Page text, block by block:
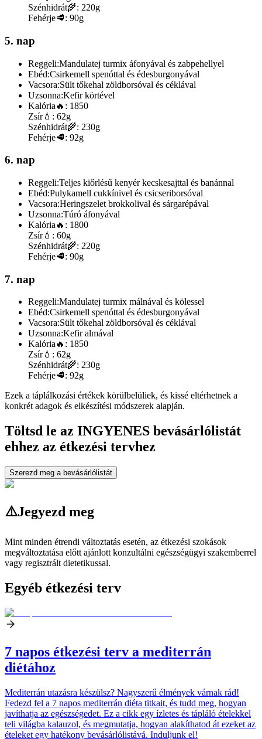
Szénhidrát🌾: 220g
Fehérje🥩: 90g
5. nap
Reggeli:Mandulatej turmix áfonyával és zabpehellyel
Ebéd:Csirkemell spenóttal és édesburgonyával
Vacsora:Sült tőkehal zöldborsóval és céklával
Uzsonna:Kefir körtével
Kalória 🔥: 1850
Zsír💧: 62g
Szénhidrát🌾: 230g
Fehérje🥩: 92g
6. nap
Reggeli:Teljes kiőrlésű kenyér kecskesajttal és banánnal
Ebéd:Pulykamell cukkínivel és csicseriborsóval
Vacsora:Heringszelet brokkolival és sárgarépával
Uzsonna:Túró áfonyával
Kalória 🔥: 1800
Zsír💧: 60g
Szénhidrát🌾: 220g
Fehérje🥩: 90g
7. nap
Reggeli:Mandulatej turmix málnával és kölessel
Ebéd:Csirkemell spenóttal és édesburgonyával
Vacsora:Sült tőkehal zöldborsóval és céklával
Uzsonna:Kefir almával
Kalória🔥: 1850
Zsír💧: 62g
Szénhidrát🌾: 230g
Fehérje🥩: 92g
Ezek a táplálkozási értékek körülbelüliek, és kissé eltérhetnek a
konkrét adagok és elkészítési módszerek alapján.
Töltsd le az INGYENES bevásárlólistát
ehhez az étkezési tervhez
Szerezd meg a bevásárlólistát
⚠️Jegyezd meg
Mint minden étrendi változtatás esetén, az étkezési szokások
megváltoztatása előtt ajánlott konzultálni egészségügyi szakemberrel
vagy regisztrált dietetikussal.
Egyéb étkezési terv
7 napos étkezési terv a mediterrán
diétához
Mediterrán utazásra készülsz? Nagyszerű élmények várnak rád!
Fedezd fel a 7 napos mediterrán diéta titkait, és tudd meg, hogyan
javíthatja az egészségedet. Ez a cikk egy ízletes és tápláló ételekkel
teli világba kalauzol, és megmutatja, hogyan alakíthatod át ezeket az
ételeket egy hatékony bevásárlólistává. Induljunk el!